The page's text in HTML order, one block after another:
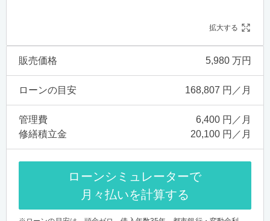
拡大する
販売価格 5,980 万円
ローンの目安 168,807 円／月
管理費
6,400 円／月
修繕積立金
20,100 円／月
ローンシミュレーターで
月々払いを計算する